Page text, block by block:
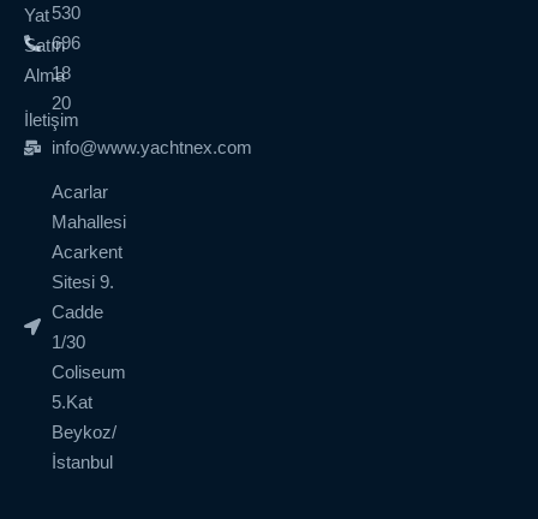
530
696
18
20
info@www.yachtnex.com
Acarlar
Mahallesi
Acarkent
Sitesi 9.
Cadde
1/30
Coliseum
5.Kat
Beykoz/
İstanbul
Yat
Satın
Alma
İletişim